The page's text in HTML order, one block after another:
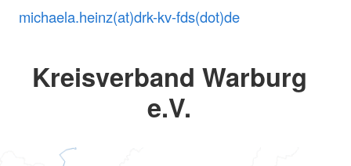
michaela.heinz(at)drk-kv-fds(dot)de
Kreisverband Warburg
e.V.